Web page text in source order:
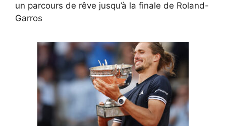
un parcours de rêve jusqu’à la finale de Roland-
Garros